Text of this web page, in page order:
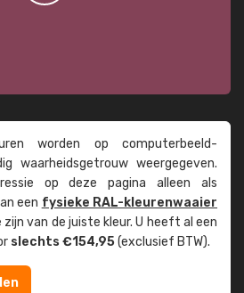
worden op computer­beeld­
waarheids­­getrouw weer­gegeven.
op deze pagina alleen als
een fysieke RAL-kleuren­waaier
van de juiste kleur. U heeft al een
slechts €154,95(exclusief BTW).